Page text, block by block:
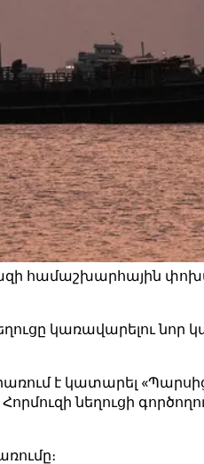
համաշխարհային
կառավարելու նոր
է կատարել «Պարսից
նեղուցի